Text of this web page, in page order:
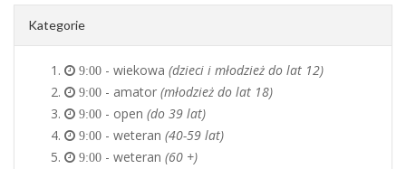
Kategorie
9:00 - wiekowa (dzieci i młodzież do lat 12)
9:00 - amator (młodzież do lat 18)
9:00 - open (do 39 lat)
9:00 - weteran (40-59 lat)
9:00 - weteran (60 +)